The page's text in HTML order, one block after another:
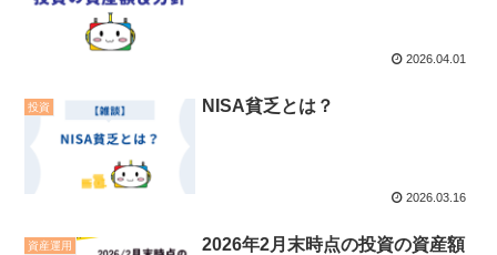
2026.04.01
投資 NISA貧乏とは？
2026.03.16
資産運用
2026年2月末時点の投資の資産額